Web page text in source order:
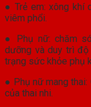
● Trẻ em: xông khí
viêm phổi.
● Phụ nữ: chăm
dưỡng và duy trì độ
trạng sức khỏe phụ
● Phụ nữ mang
của thai nhi.